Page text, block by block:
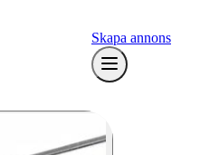
Skapa annons